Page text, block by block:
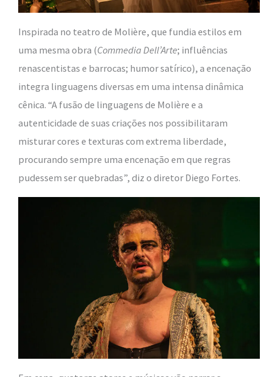
Inspirada no teatro de Molière, que fundia estilos em
uma mesma obra (Commedia Dell’Arte; influências
renascentistas e barrocas; humor satírico), a encenação
integra linguagens diversas em uma intensa dinâmica
cênica. “A fusão de linguagens de Molière e a
autenticidade de suas criações nos possibilitaram
misturar cores e texturas com extrema liberdade,
procurando sempre uma encenação em que regras
pudessem ser quebradas”, diz o diretor Diego Fortes.